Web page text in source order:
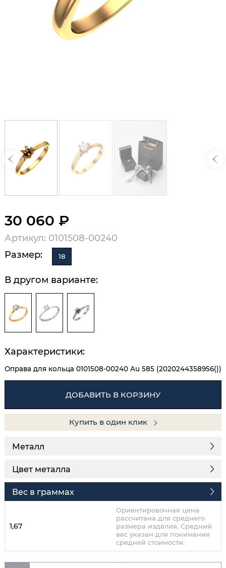
30 060 ₽
Артикул: 0101508-00240
Размер:
18
В другом варианте:
Характеристики:
Оправа для кольца 0101508-00240 Au 585 (2020244358956())
ДОБАВИТЬ В КОРЗИНУ
Купить в один клик
Металл
Цвет металла
Вес в граммах
1,67
Ориентировочная цена
рассчитана для среднего
размера изделия. Средний
вес указан для понимания
средней стоимости.